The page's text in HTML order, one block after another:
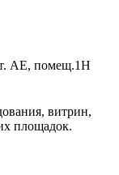
АЕ, помещ.1Н
витрин,
площадок.